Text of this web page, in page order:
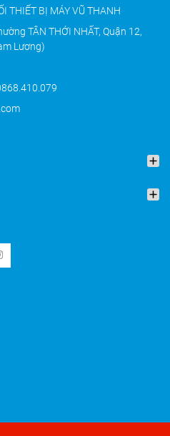
THIẾT BỊ MÁY VŨ THANH
TÂN THỚI NHẤT, Quận 12,
Lương)